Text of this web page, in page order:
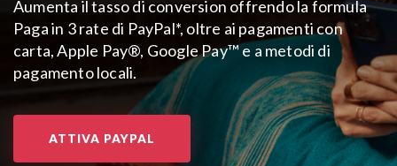
Aumenta il tasso di conversion offrendo la formula
Paga in 3 rate di PayPal*, oltre ai pagamenti con
carta, Apple Pay®, Google Pay™ e a metodi di
pagamento locali.
ATTIVA PAYPAL